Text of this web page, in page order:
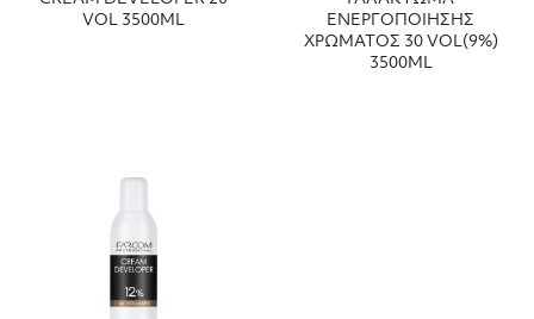
VOL 3500ML
ΕΝΕΡΓΟΠΟΙΗΣΗΣ
ΧΡΩΜΑΤΟΣ 30 VOL(9%)
3500ML